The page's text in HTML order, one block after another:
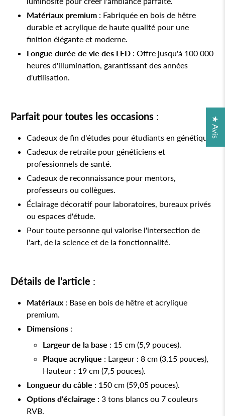
Matériaux premium : Fabriquée en bois de hêtre
durable et acrylique de haute qualité pour une
finition élégante et moderne.
Longue durée de vie des LED : Offre jusqu'à 100 000
heures d'illumination, garantissant des années
d'utilisation.
Parfait pour toutes les occasions :
Cadeaux de fin d'études pour étudiants en génétique.
Cadeaux de retraite pour généticiens et
professionnels de santé.
Cadeaux de reconnaissance pour mentors,
professeurs ou collègues.
Éclairage décoratif pour laboratoires, bureaux privés
ou espaces d'étude.
Pour toute personne qui valorise l'intersection de
l'art, de la science et de la fonctionnalité.
Détails de l'article :
Matériaux : Base en bois de hêtre et acrylique
premium.
Dimensions :
Largeur de la base : 15 cm (5,9 pouces).
Plaque acrylique : Largeur : 8 cm (3,15 pouces),
Hauteur : 19 cm (7,5 pouces).
Longueur du câble : 150 cm (59,05 pouces).
Options d'éclairage : 3 tons blancs ou 7 couleurs
RVB.
★ Avis